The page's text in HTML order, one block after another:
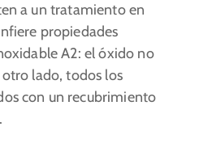
a un tratamiento en
propiedades
A2: el óxido no
lado, todos los
con un recubrimiento